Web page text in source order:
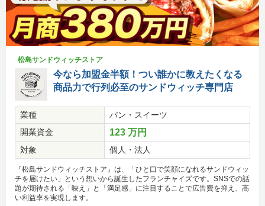
松島サンドウィッチストア
今なら加盟金半額！つい誰かに教えたくなる
商品力で行列必至のサンドウィッチ専門店
業種
パン・スイーツ
開業資金
123 万円
対象 個人・法人
『松島サンドウィッチストア』は、「ひと口で笑顔になれるサンドウィッ
チを届けたい」という想いから誕生したフランチャイズです。SNSでの話
題が期待される「映え」と「満足感」に注目することで広告費を抑え、高
い利益率を実現します。